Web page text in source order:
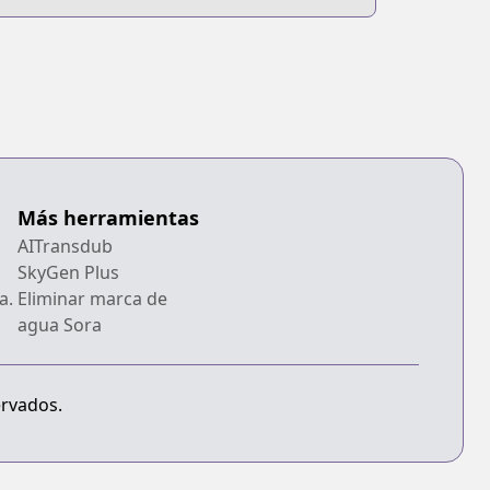
Más herramientas
AITransdub
SkyGen Plus
Eliminar marca de
agua Sora